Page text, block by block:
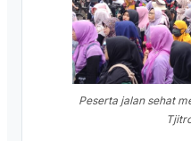
Peserta jalan sehat